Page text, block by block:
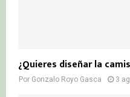
¿Quieres diseñar la
Por Gonzalo Royo Gasca 3